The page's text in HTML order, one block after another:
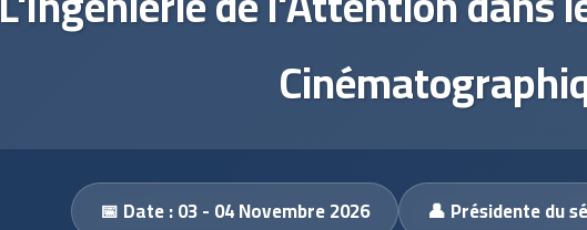
📅 Date : 03 - 04 Novembre 2026 👤 Présidente du